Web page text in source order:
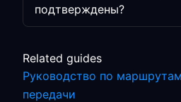
подтверждены?
Related guides
Руководство по
передачи